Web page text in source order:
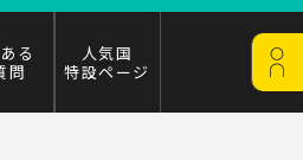
る
問
人気国
特設ページ